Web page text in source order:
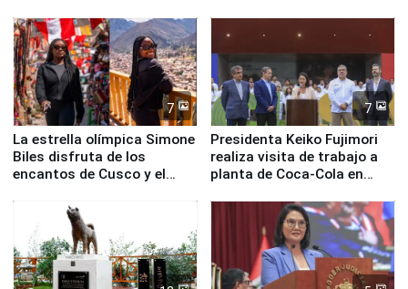
7
La estrella olímpica Simone
Biles disfruta de los
encantos de Cusco y el
7
Presidenta Keiko Fujimori
realiza visita de trabajo a
planta de Coca-Cola en